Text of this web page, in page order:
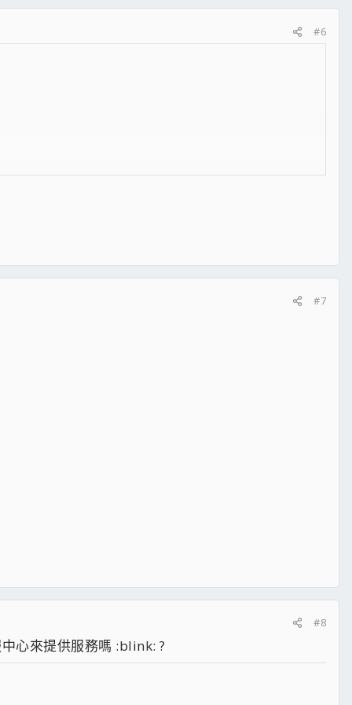
#6
#7
#8
心來提供服務嗎 :blink: ?